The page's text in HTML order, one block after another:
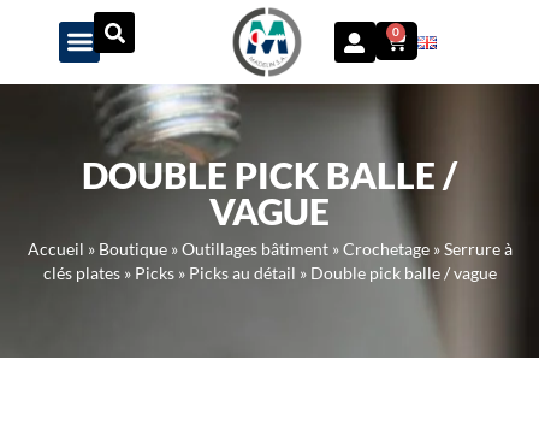
Panneau de gestion des cookies
0
DOUBLE PICK BALLE /
VAGUE
Accueil » Boutique»Outillages bâtiment»Crochetage»Serrure à
clés plates» Picks» Picks au détail » Double pick balle / vague